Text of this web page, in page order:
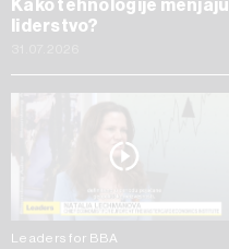
Kako tehnologije menjaju
liderstvo?
Leaders for BBA